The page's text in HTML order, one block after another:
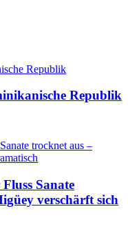
Republik
Sanate
verschärft sich